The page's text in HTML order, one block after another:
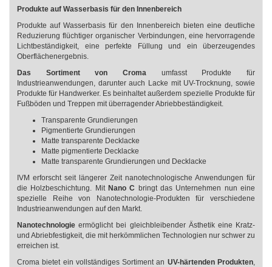
Produkte auf Wasserbasis für den Innenbereich
Produkte auf Wasserbasis für den Innenbereich bieten eine deutliche
Reduzierung flüchtiger organischer Verbindungen, eine hervorragende
Lichtbeständigkeit, eine perfekte Füllung und ein überzeugendes
Oberflächenergebnis.
Das Sortiment von Croma umfasst Produkte für
Industrieanwendungen, darunter auch Lacke mit UV-Trocknung, sowie
Produkte für Handwerker. Es beinhaltet außerdem spezielle Produkte für
Fußböden und Treppen mit überragender Abriebbeständigkeit.
Transparente Grundierungen
Pigmentierte Grundierungen
Matte transparente Decklacke
Matte pigmentierte Decklacke
Matte transparente Grundierungen und Decklacke
IVM erforscht seit längerer Zeit nanotechnologische Anwendungen für
die Holzbeschichtung. Mit Nano C bringt das Unternehmen nun eine
spezielle Reihe von Nanotechnologie-Produkten für verschiedene
Industrieanwendungen auf den Markt.
Nanotechnologie ermöglicht bei gleichbleibender Ästhetik eine Kratz-
und Abriebfestigkeit, die mit herkömmlichen Technologien nur schwer zu
erreichen ist.
Croma bietet ein vollständiges Sortiment an UV-härtenden Produkten,